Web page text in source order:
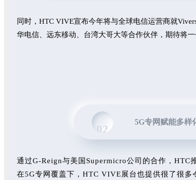
同时，HTC VIVE宣布今年将与全球电信运营商就
华电信、远东移动、台湾大哥大等合作伙伴，期待将
02
5G专网赋能多样
通过G-Reign与美国Supermicro公司的合作，
在5G专网覆盖下，HTC VIVE展台也提供很了很多